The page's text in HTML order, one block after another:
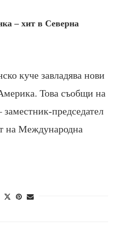
– хит в Северна
куче завладява нови
Това съобщи на
председател
на Международна